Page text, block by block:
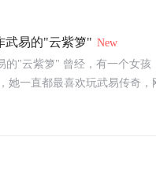
易的"云紫箩" New
"云紫箩" 曾经，有一个女
她一直都最喜欢玩武易传奇，